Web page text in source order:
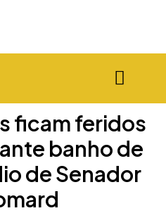
ficam feridos
banho de
de Senador